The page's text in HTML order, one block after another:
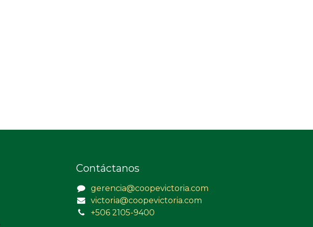
Contáctanos
gerencia@coopevictoria.com
victoria@coopevictoria.com
+506 2105-9400